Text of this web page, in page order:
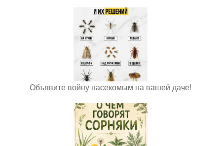
Объявите войну насекомым на вашей даче!